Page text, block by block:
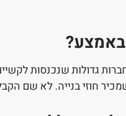
באמצע?
גדולות שנכנסות
חוזי בנייה. לא שם